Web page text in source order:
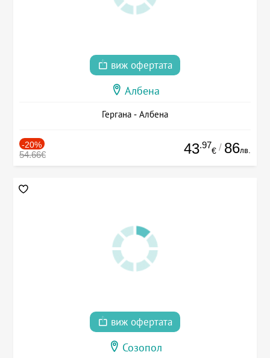
виж офертата
Албена
Гергана - Албена
-20%
54.66€ 43.97
€ / 86лв.
виж офертата
Созопол